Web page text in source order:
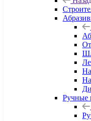
Ручные